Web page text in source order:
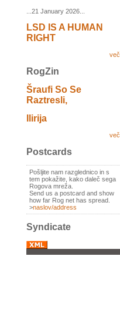
...21 January 2026...
LSD IS A HUMAN
RIGHT
več
RogZin
Šraufi So Se
Raztresli,
Ilirija
več
Postcards
Pošljite nam razglednico in s
tem pokažite, kako daleč sega
Rogova mreža.
Send us a postcard and show
how far Rog net has spread.
>naslov/address
Syndicate